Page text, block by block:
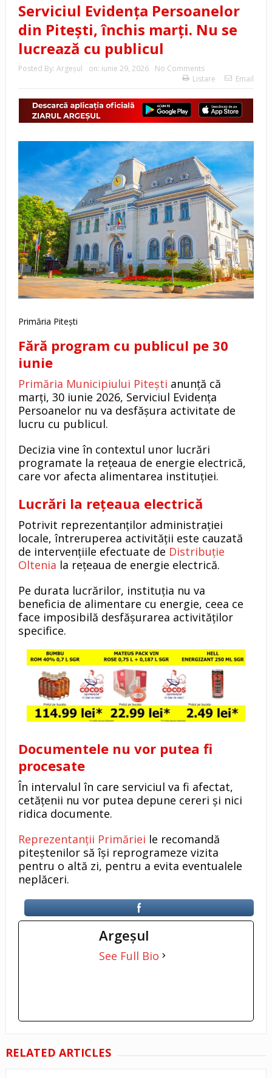
Serviciul Evidența Persoanelor
din Pitești, închis marți. Nu se
lucrează cu publicul
Posted By: Argeşul on: iunie 29, 2026
No Comments
Listare
Email
Primăria Pitești
Fără program cu publicul pe 30
iunie
Primăria Municipiului Pitești anunță că
marți, 30 iunie 2026, Serviciul Evidența
Persoanelor nu va desfășura activitate de
lucru cu publicul.
Decizia vine în contextul unor lucrări
programate la rețeaua de energie electrică,
care vor afecta alimentarea instituției.
Lucrări la rețeaua electrică
Potrivit reprezentanților administrației
locale, întreruperea activității este cauzată
de intervențiile efectuate de Distribuție
Oltenia la rețeaua de energie electrică.
Pe durata lucrărilor, instituția nu va
beneficia de alimentare cu energie, ceea ce
face imposibilă desfășurarea activităților
specifice.
Documentele nu vor putea fi
procesate
În intervalul în care serviciul va fi afectat,
cetățenii nu vor putea depune cereri și nici
ridica documente.
Reprezentanții Primăriei le recomandă
piteștenilor să își reprogrameze vizita
pentru o altă zi, pentru a evita eventualele
neplăceri.
Argeşul
See Full Bio
RELATED ARTICLES